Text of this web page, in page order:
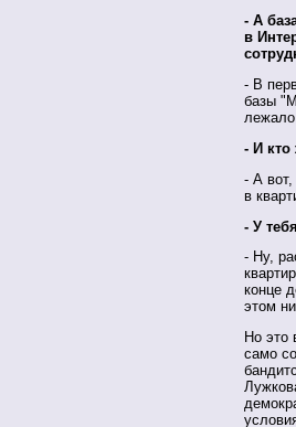
- А
в
- В
базы
лежало
- И кто
- А
в
- У
- Ну,
конце
этом
Но это
само